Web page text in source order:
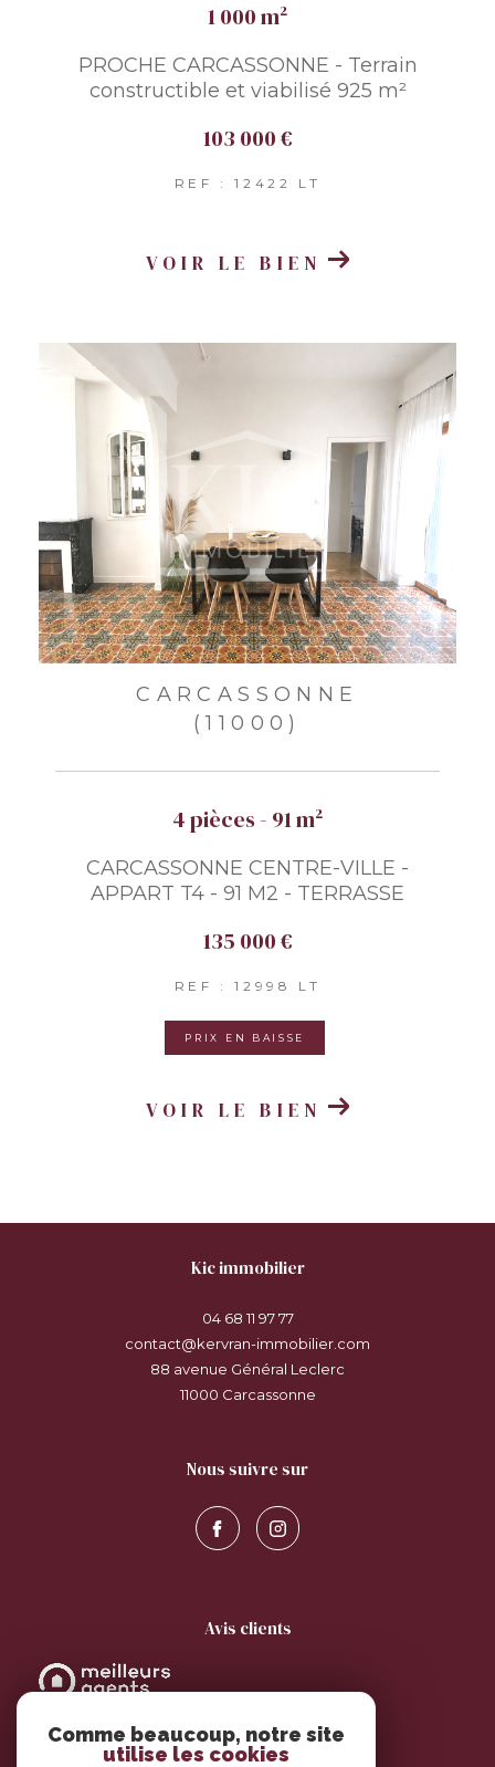
1 000 m²
PROCHE CARCASSONNE - Terrain
constructible et viabilisé 925 m²
103 000 €
REF : 12422 LT
VOIR LE BIEN
CARCASSONNE
(11000)
4 pièces - 91 m²
CARCASSONNE CENTRE-VILLE -
APPART T4 - 91 M2 - TERRASSE
135 000 €
REF : 12998 LT
PRIX EN BAISSE
VOIR LE BIEN
kic immobilier
04 68 11 97 77
contact@kervran-immobilier.com
88 avenue Général Leclerc
11000
carcassonne
nous suivre sur
avis clients
Comme beaucoup, notre site
utilise les cookies